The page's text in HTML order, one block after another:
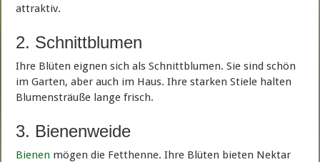
attraktiv.
2. Schnittblumen
Ihre Blüten eignen sich als Schnittblumen. Sie sind schön
im Garten, aber auch im Haus. Ihre starken Stiele halten
Blumensträuße lange frisch.
3. Bienenweide
Bienen mögen die Fetthenne. Ihre Blüten bieten Nektar